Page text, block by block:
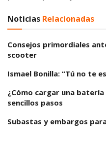
Noticias Relacionadas
Consejos primordiales
scooter
Ismael Bonilla: “Tú no te
¿Cómo cargar una
sencillos pasos
Subastas y embargos